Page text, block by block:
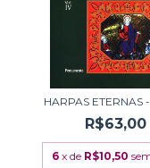
HARPAS ETERNAS
R$63,00
6 x de R$10,50